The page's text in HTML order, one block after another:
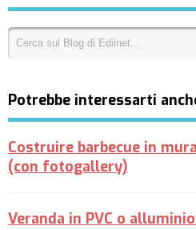
Potrebbe interessarti
Costruire barbecue in
(con fotogallery)
Veranda in PVC o